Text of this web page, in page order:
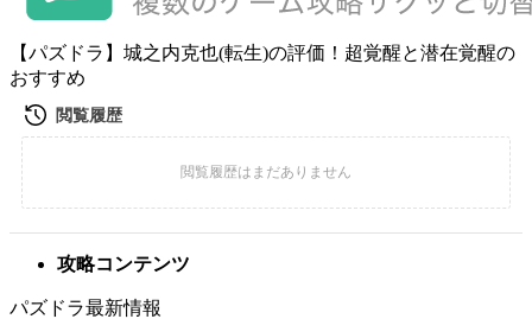
【パズドラ】城之内克也(転生)の評価！超覚醒と潜在覚醒の
おすすめ
攻略コンテンツ
パズドラ最新情報